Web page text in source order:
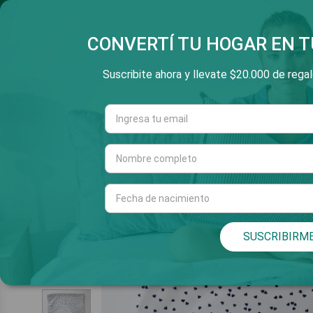
SALTAR
3 Y 6 CUOTAS SIN
Cuarto Living
CONVERTÍ TU HOGAR EN
Suscribite ahora y llevate $20.000 de